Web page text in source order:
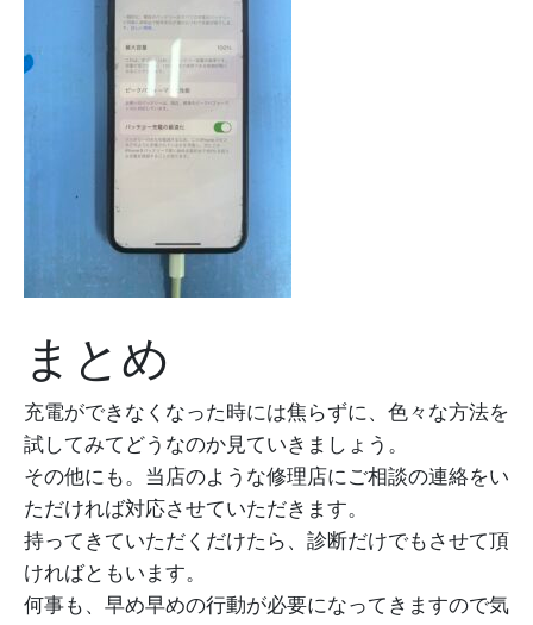
まとめ
充電ができなくなった時には焦らずに、色々な方法を
試してみてどうなのか見ていきましょう。
その他にも。当店のような修理店にご相談の連絡をい
ただければ対応させていただきます。
持ってきていただくだけたら、診断だけでもさせて頂
ければともいます。
何事も、早め早めの行動が必要になってきますので気